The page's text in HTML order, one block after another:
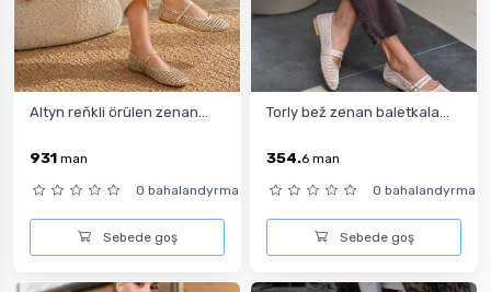
Altyn reňkli örülen zenan...
931 man
0 bahalandyrma
Sebede goş
Torly bež zenan baletkala...
354.6 man
0 bahalandyrma
Sebede goş